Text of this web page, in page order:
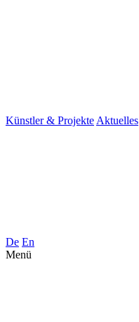
Künstler & Projekte Aktuelles
De En
Menü